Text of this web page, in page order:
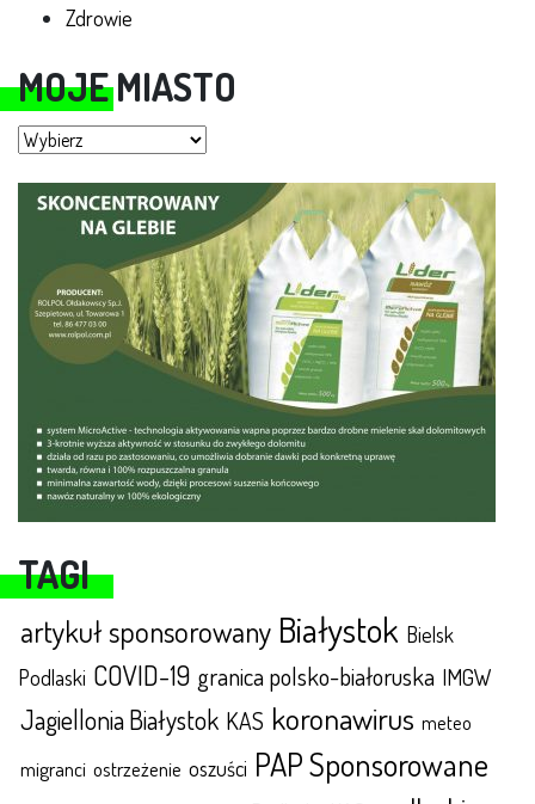
Zdrowie
MOJE MIASTO
Moje miasto
TAGI
artykuł sponsorowany Białystok Bielsk
Podlaski COVID-19 granica polsko-białoruska IMGW
Jagiellonia Białystok KAS koronawirus meteo
migranci ostrzeżenie oszuści PAP Sponsorowane